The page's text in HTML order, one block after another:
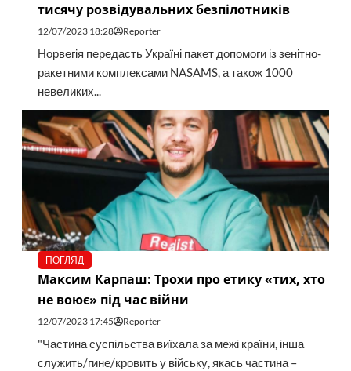
тисячу розвідувальних безпілотників
12/07/2023 18:28 Reporter
Норвегія передасть Україні пакет допомоги із зенітно-
ракетними комплексами NASAMS, а також 1000
невеликих...
ПОГЛЯД
Максим Карпаш: Трохи про етику «тих, хто
не воює» під час війни
12/07/2023 17:45 Reporter
"Частина суспільства виїхала за межі країни, інша
служить/гине/кровить у війську, якась частина –